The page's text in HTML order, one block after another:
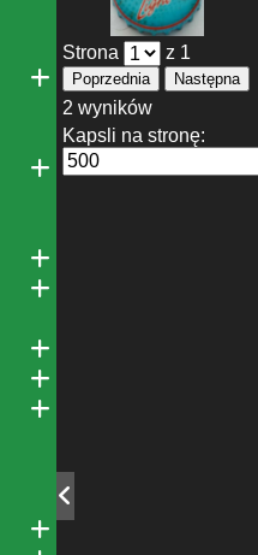
Strona z 1
Poprzednia Następna
2 wyników
Kapsli na stronę: